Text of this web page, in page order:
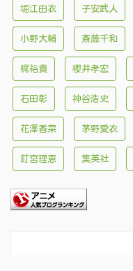
堀江由衣 子安武人
小野大輔 斎藤千和
梶裕貴 櫻井孝宏
石田彰 神谷浩史
花澤香菜 茅野愛衣
釘宮理恵 集英社